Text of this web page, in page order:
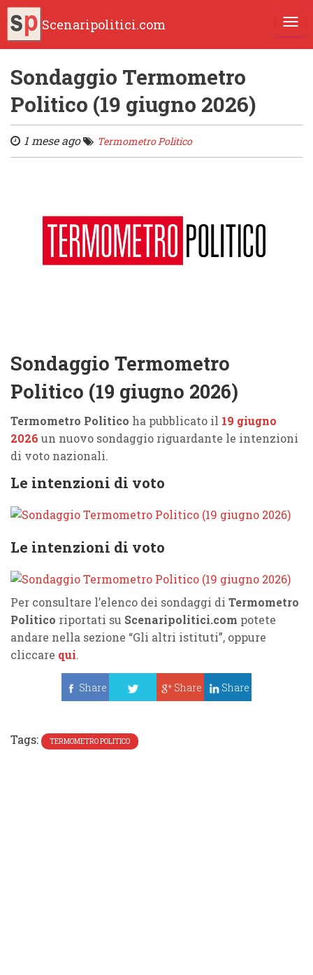
Scenaripolitici.com
Sondaggio Termometro
Politico (19 giugno 2026)
1 mese ago Termometro Politico
Sondaggio Termometro
Politico (19 giugno 2026)
Termometro Politico ha pubblicato il 19 giugno
2026 un nuovo sondaggio riguardante le intenzioni
di voto nazionali.
Le intenzioni di voto
Le intenzioni di voto
Per consultare l’elenco dei sondaggi di Termometro
Politico riportati su Scenaripolitici.com potete
andare nella sezione “Gli altri istituti”, oppure
cliccare qui.
Share
Share Share
Tags: TERMOMETRO POLITICO